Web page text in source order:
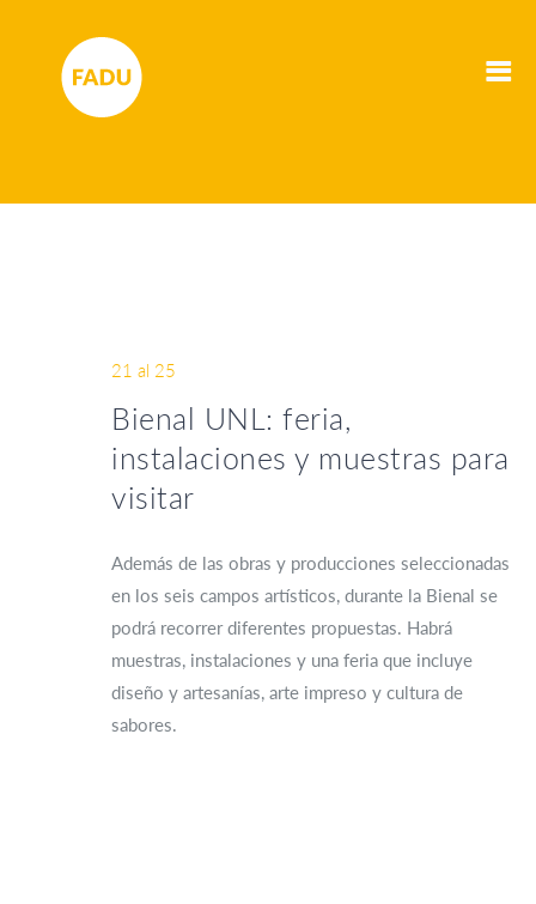
21 al 25
Bienal UNL: feria,
instalaciones y muestras para
visitar
Además de las obras y producciones seleccionadas
en los seis campos artísticos, durante la Bienal se
podrá recorrer diferentes propuestas. Habrá
muestras, instalaciones y una feria que incluye
diseño y artesanías, arte impreso y cultura de
sabores.